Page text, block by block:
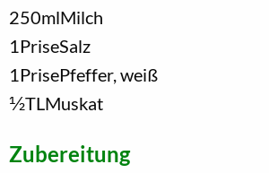
250mlMilch
1 PriseSalz
1 PrisePfeffer, weiß
1/2TL Muskat
Zubereitung